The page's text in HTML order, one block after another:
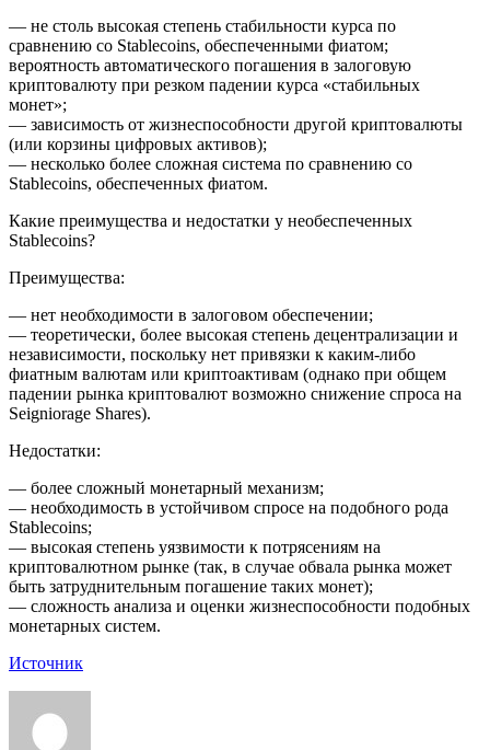
— не столь высокая степень стабильности курса по
сравнению со Stablecoins, обеспеченными фиатом;
вероятность автоматического погашения в залоговую
криптовалюту при резком падении курса «стабильных
монет»;
— зависимость от жизнеспособности другой криптовалюты
(или корзины цифровых активов);
— несколько более сложная система по сравнению со
Stablecoins, обеспеченных фиатом.
Какие преимущества и недостатки у необеспеченных
Stablecoins?
Преимущества:
— нет необходимости в залоговом обеспечении;
— теоретически, более высокая степень децентрализации и
независимости, поскольку нет привязки к каким-либо
фиатным валютам или криптоактивам (однако при общем
падении рынка криптовалют возможно снижение спроса на
Seigniorage Shares).
Недостатки:
— более сложный монетарный механизм;
— необходимость в устойчивом спросе на подобного рода
Stablecoins;
— высокая степень уязвимости к потрясениям на
криптовалютном рынке (так, в случае обвала рынка может
быть затруднительным погашение таких монет);
— сложность анализа и оценки жизнеспособности подобных
монетарных систем.
Источник